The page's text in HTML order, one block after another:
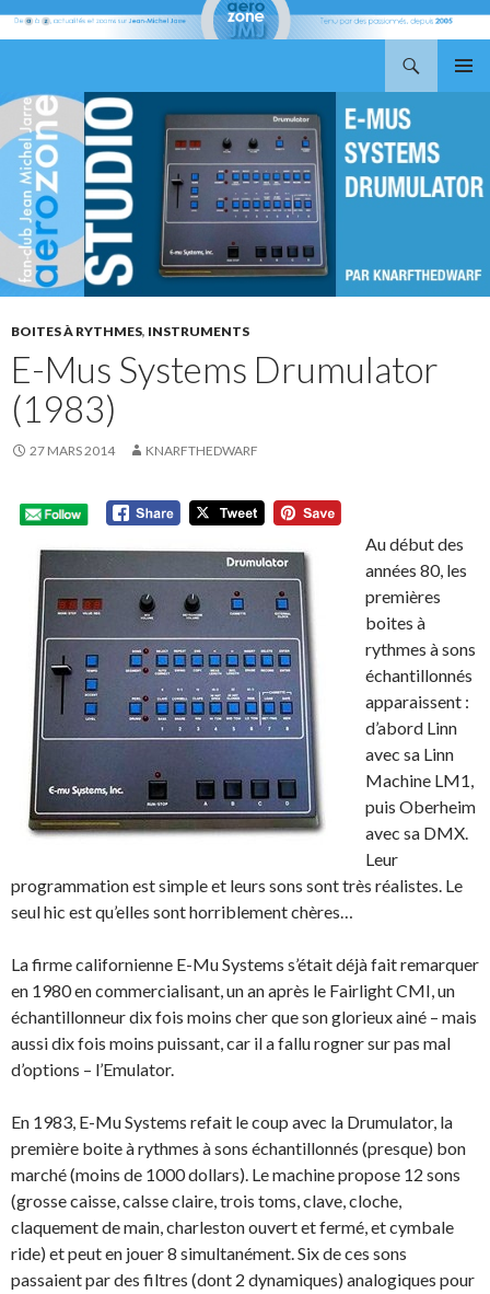
AU
CONTENU
BOITES À RYTHMES, INSTRUMENTS
E-Mus Systems Drumulator
(1983)
27 MARS 2014 KNARFTHEDWARF
Au début des
années 80, les
premières
boites à
rythmes à sons
échantillonnés
apparaissent :
d’abord Linn
avec sa Linn
Machine LM1,
puis Oberheim
avec sa DMX.
Leur
programmation est simple et leurs sons sont très réalistes. Le
seul hic est qu’elles sont horriblement chères…
La firme californienne E-Mu Systems s’était déjà fait remarquer
en 1980 en commercialisant, un an après le Fairlight CMI, un
échantillonneur dix fois moins cher que son glorieux ainé – mais
aussi dix fois moins puissant, car il a fallu rogner sur pas mal
d’options – l’Emulator.
En 1983, E-Mu Systems refait le coup avec la Drumulator, la
première boite à rythmes à sons échantillonnés (presque) bon
marché (moins de 1000 dollars). Le machine propose 12 sons
(grosse caisse, calsse claire, trois toms, clave, cloche,
claquement de main, charleston ouvert et fermé, et cymbale
ride) et peut en jouer 8 simultanément. Six de ces sons
passaient par des filtres (dont 2 dynamiques) analogiques pour